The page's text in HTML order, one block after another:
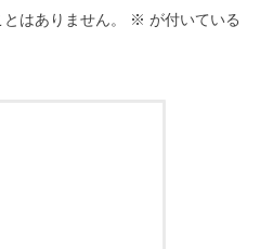
はありません。 ※ が付いている